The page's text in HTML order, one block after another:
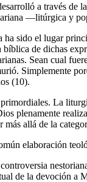
a través
—litúrgica y
sido el lugar
de dichas
Sean cual
Simplemente
(10).
La
plenamente
allá de la
elaboración
de la devoción